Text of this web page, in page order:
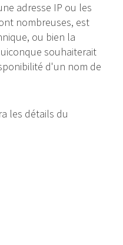
adresse IP ou les
nombreuses, est
ou bien la
souhaiterait
d'un nom de
les détails du